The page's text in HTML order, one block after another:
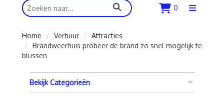
zoeken 0
Menu
Home
Verhuur
Attracties
Brandweerhuis probeer de brand zo snel mogelijk te
blussen
Bekijk Categorieën